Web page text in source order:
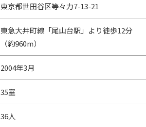
東京都世田谷区等々力7-13-21
東急大井町線「尾山台駅」より徒歩12分
（約960m）
2004年3月
35室
36人